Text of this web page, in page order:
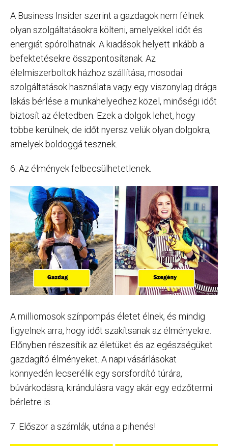
A Business Insider szerint a gazdagok nem félnek
olyan szolgáltatásokra költeni, amelyekkel időt és
energiát spórolhatnak. A kiadások helyett inkább a
befektetésekre összpontosítanak. Az
élelmiszerboltok házhoz szállítása, mosodai
szolgáltatások használata vagy egy viszonylag drága
lakás bérlése a munkahelyedhez közel, minőségi időt
biztosít az életedben. Ezek a dolgok lehet, hogy
többe kerülnek, de időt nyersz velük olyan dolgokra,
amelyek boldoggá tesznek.
6. Az élmények felbecsülhetetlenek.
A milliomosok színpompás életet élnek, és mindig
figyelnek arra, hogy időt szakítsanak az élményekre.
Előnyben részesítik az életüket és az egészségüket
gazdagító élményeket. A napi vásárlásokat
könnyedén lecserélik egy sorsfordító túrára,
búvárkodásra, kirándulásra vagy akár egy edzőtermi
bérletre is.
7. Először a számlák, utána a pihenés!